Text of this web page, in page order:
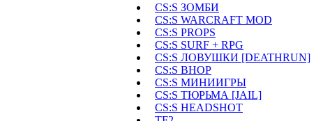
CS:S ЗОМБИ
CS:S WARCRAFT MOD
CS:S PROPS
CS:S SURF + RPG
CS:S ЛОВУШКИ [DEATHRUN]
CS:S BHOP
CS:S МИНИИГРЫ
CS:S ТЮРЬМА [JAIL]
CS:S HEADSHOT